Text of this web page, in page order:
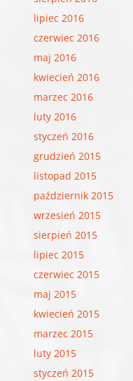
lipiec 2016
czerwiec 2016
maj 2016
kwiecień 2016
marzec 2016
luty 2016
styczeń 2016
grudzień 2015
listopad 2015
październik 2015
wrzesień 2015
sierpień 2015
lipiec 2015
czerwiec 2015
maj 2015
kwiecień 2015
marzec 2015
luty 2015
styczeń 2015